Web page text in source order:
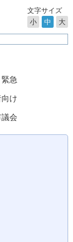
文字サイズ
小
中 大
急
け
会